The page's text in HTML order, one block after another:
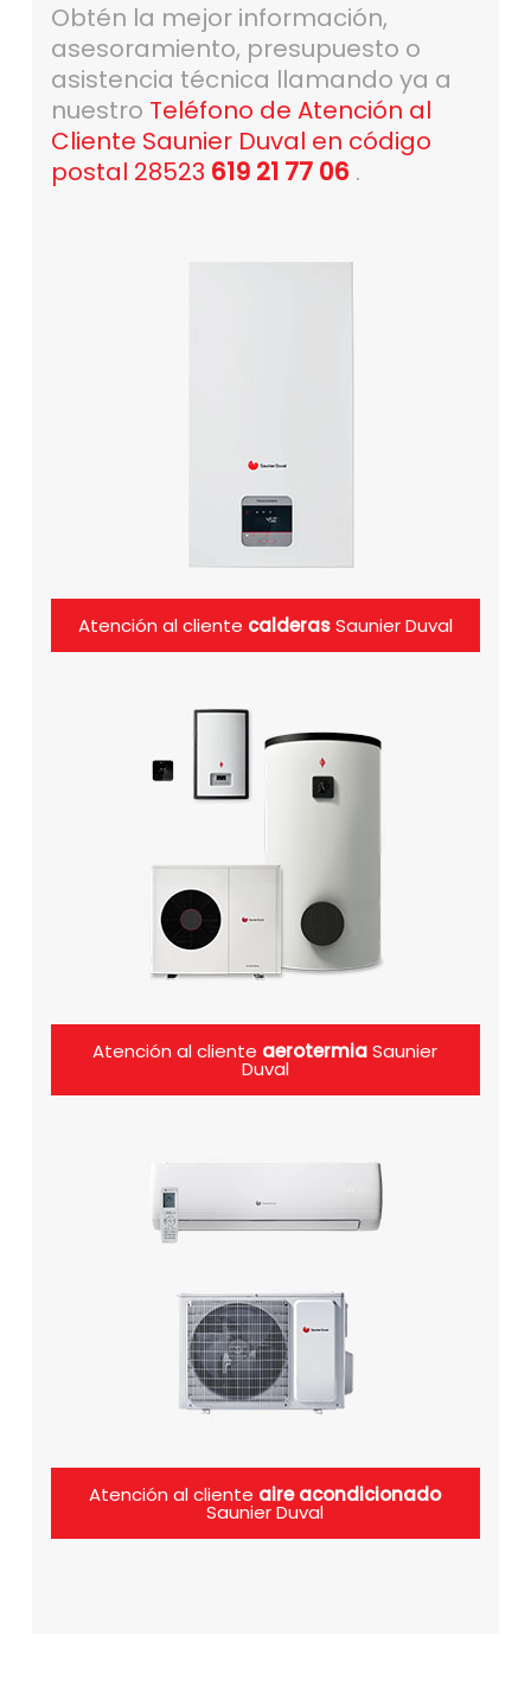
Obtén la mejor información,
asesoramiento, presupuesto o
asistencia técnica llamando ya a
nuestro Teléfono de Atención al
Cliente Saunier Duval en código
postal 28523 619 21 77 06 .
Atención al cliente calderasSaunier Duval
Atención al cliente aerotermiaSaunier
Duval
Atención al cliente aire acondicionado
Saunier Duval